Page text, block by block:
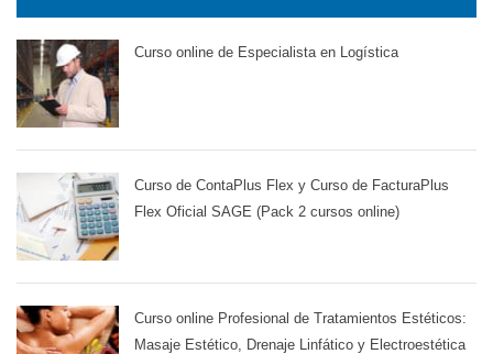
Curso online de Especialista en Logística
Curso de ContaPlus Flex y Curso de FacturaPlus
Flex Oficial SAGE (Pack 2 cursos online)
Curso online Profesional de Tratamientos Estéticos:
Masaje Estético, Drenaje Linfático y Electroestética